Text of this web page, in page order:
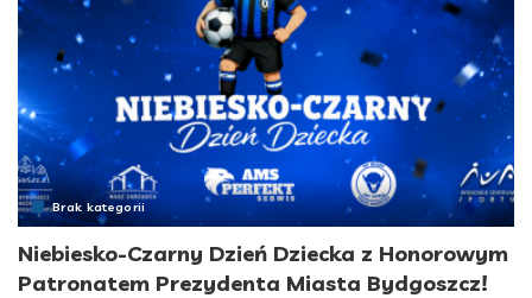
Brak kategorii
Niebiesko-Czarny Dzień Dziecka z Honorowym
Patronatem Prezydenta Miasta Bydgoszcz!